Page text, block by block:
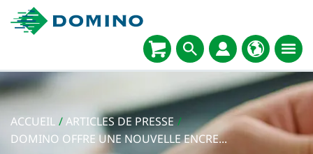
ACCUEIL /ARTICLES DE PRESSE /
DOMINO OFFRE UNE NOUVELLE ENCRE...